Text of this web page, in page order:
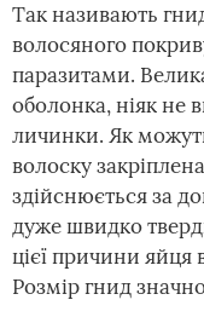
Так називають
волосяного
паразитами.
оболонка, ніяк не
личинки. Як
волоску
здійснюється за
дуже швидко
цієї причини
Розмір гнид